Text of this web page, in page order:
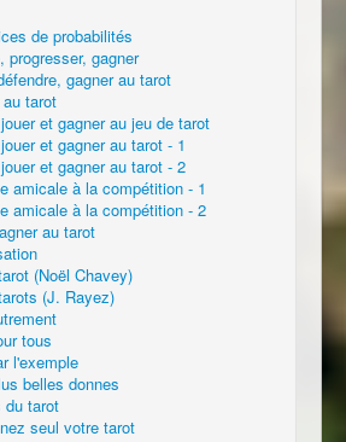
de probabilités
progresser, gagner
gagner au tarot
tarot
et gagner au jeu de tarot
et gagner au tarot - 1
et gagner au tarot - 2
amicale à la compétition - 1
amicale à la compétition - 2
au tarot
(Noël Chavey)
(J. Rayez)
tous
l'exemple
belles donnes
du tarot
seul votre tarot